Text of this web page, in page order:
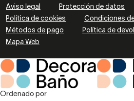
Aviso legal
Protección de datos
Política de cookies
Condiciones
Métodos de pago
Política de
Mapa Web
Ordenado por